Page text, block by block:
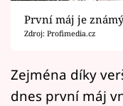
Přihlášení
První máj je
Zdroj: Profimedia.cz
Zejména díky
dnes první máj